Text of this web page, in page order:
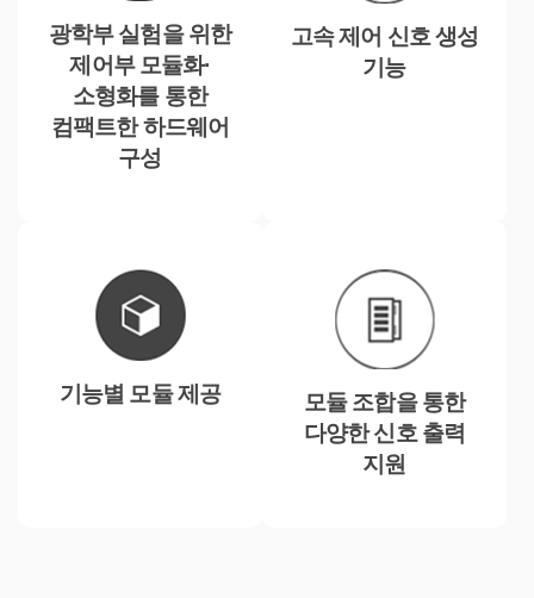
광학부 실험을 위한
제어부 모듈화·
소형화를 통한
컴팩트한 하드웨어
구성
고속 제어 신호 생성
기능
기능별 모듈 제공
모듈 조합을 통한
다양한 신호 출력
지원